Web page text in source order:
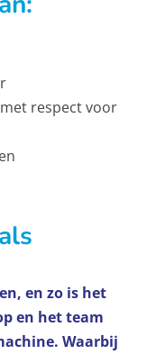
respect voor
en zo is het
en het team
Waarbij